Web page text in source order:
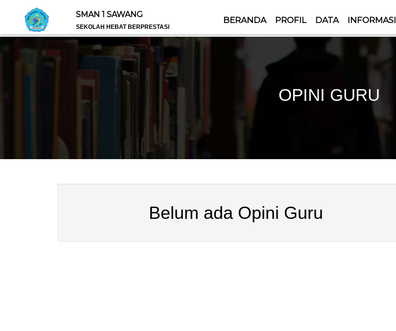
SMAN 1 SAWANG
SEKOLAH HEBAT BERPRESTASI
BERANDA PROFIL DATA INFORMASI
OPINI GURU
Belum ada Opini Guru